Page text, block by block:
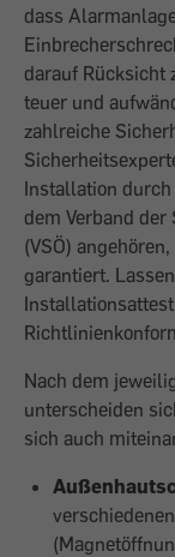
dass
darauf Rücksicht
teuer und
zahlreiche
Installation durch
dem Verband
(VSÖ)
garantiert.
Nach dem
unterscheiden
sich auch